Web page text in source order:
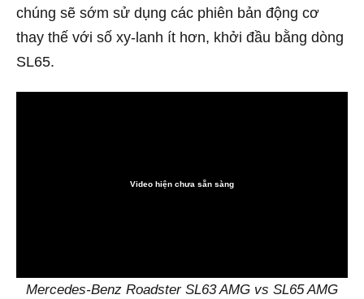
chúng sẽ sớm sử dụng các phiên bản động cơ
thay thế với số xy-lanh ít hơn, khởi đầu bằng dòng
SL65.
Video hiện chưa sẵn sàng
Mercedes-Benz Roadster SL63 AMG vs SL65 AMG